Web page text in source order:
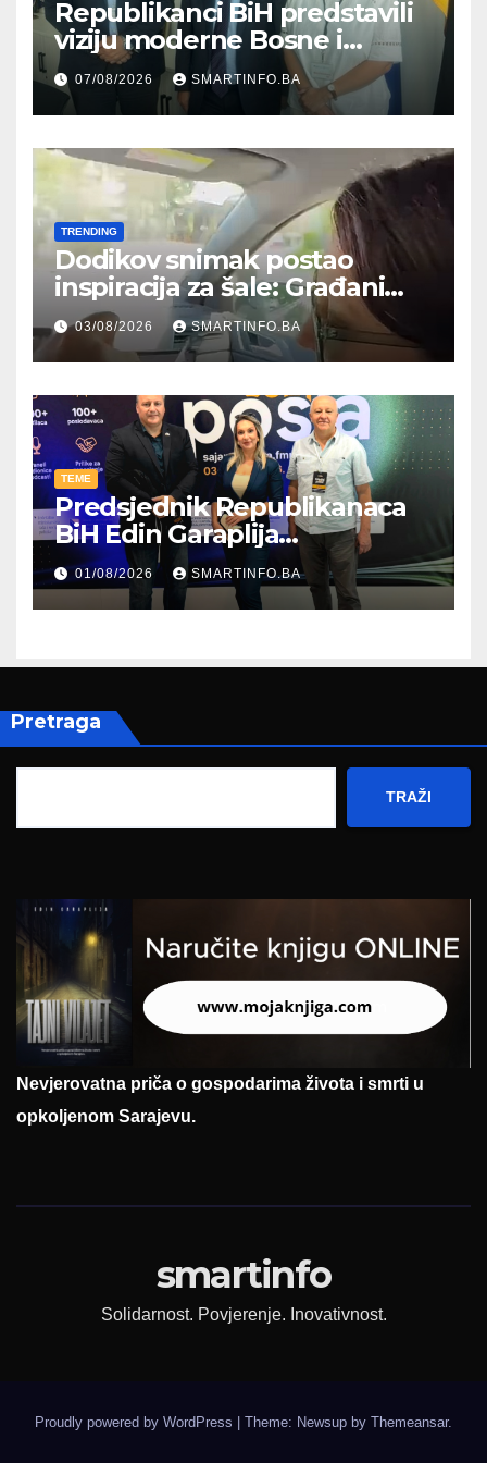
Republikanci BiH predstavili
viziju moderne Bosne i
Hercegovine ambasadoru
Njemačke
07/08/2026 SMARTINFO.BA
TRENDING
Dodikov snimak postao
inspiracija za šale: Građani
kroz parodiju poslali poruku
03/08/2026 SMARTINFO.BA
TEME
Predsjednik Republikanaca
BiH Edin Garaplija
prisustvovao prezentaciji
Federalnog sajma
zapošljavanja
01/08/2026 SMARTINFO.BA
Pretraga
TRAŽI
Nevjerovatna priča o gospodarima života i smrti u
opkoljenom Sarajevu.
smartinfo
Solidarnost. Povjerenje. Inovativnost.
Proudly powered by WordPress | Theme: Newsup by Themeansar.